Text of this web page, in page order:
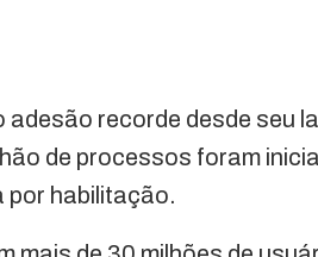
adesão recorde desde seu
de processos foram
por habilitação.